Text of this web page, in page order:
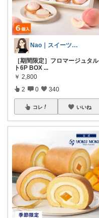
Nao｜スイーツROOM🍰
［期間限定］フロマージュタル
ト6P BOX ...
￥ 2,800
2 0 340
コレ いいね